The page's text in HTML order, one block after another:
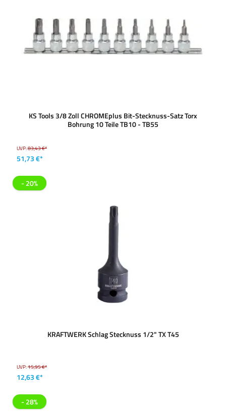
KS Tools 3/8 Zoll CHROMEplus Bit-Stecknuss-Satz Torx
Bohrung 10 Teile TB10 - TB55
UVP:83,43 €*
51,73 €*
- 20%
KRAFTWERK Schlag Stecknuss 1/2" TX T45
UVP:15,95 €*
12,63 €*
- 28%